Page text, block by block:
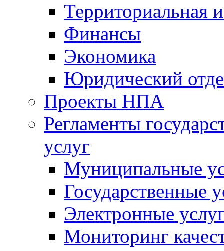
Территориальная
Финансы
Экономика
Юридический
Проекты НПА
Регламенты
услуг
Муниципальные
Государственные
Электронные
Мониторинг